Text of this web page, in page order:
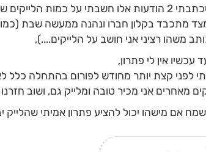
היות שכשכתבתי 2 הודעות אלו חשבתי על
מתכבד בקלון חברו ונהנה ממעשה שבת
משהו רציני אני חושב על הלייקים....),
אין לי פתרון,
לפני קצת יותר מחודש לפורום בהתחלה כלל
מאחרים אני מכיר טובה ומלייק גם, ושוב
אם מישהו יכול להציע פתרון אמיתי שהלייק